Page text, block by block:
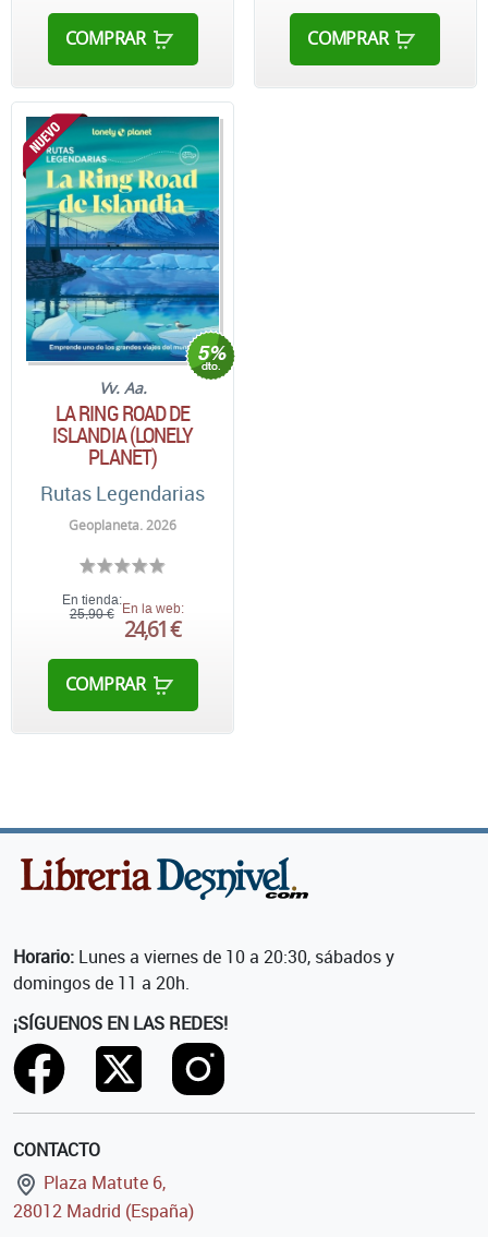
COMPRAR COMPRAR
Vv. Aa.
LA RING ROAD DE
ISLANDIA (LONELY
PLANET)
Rutas Legendarias
Geoplaneta. 2026
En tienda:
25,90 € En la web:
24,61 €
COMPRAR
Horario: Lunes a viernes de 10 a 20:30, sábados y
domingos de 11 a 20h.
¡SÍGUENOS EN LAS REDES!
CONTACTO
Plaza Matute 6,
28012 Madrid (España)